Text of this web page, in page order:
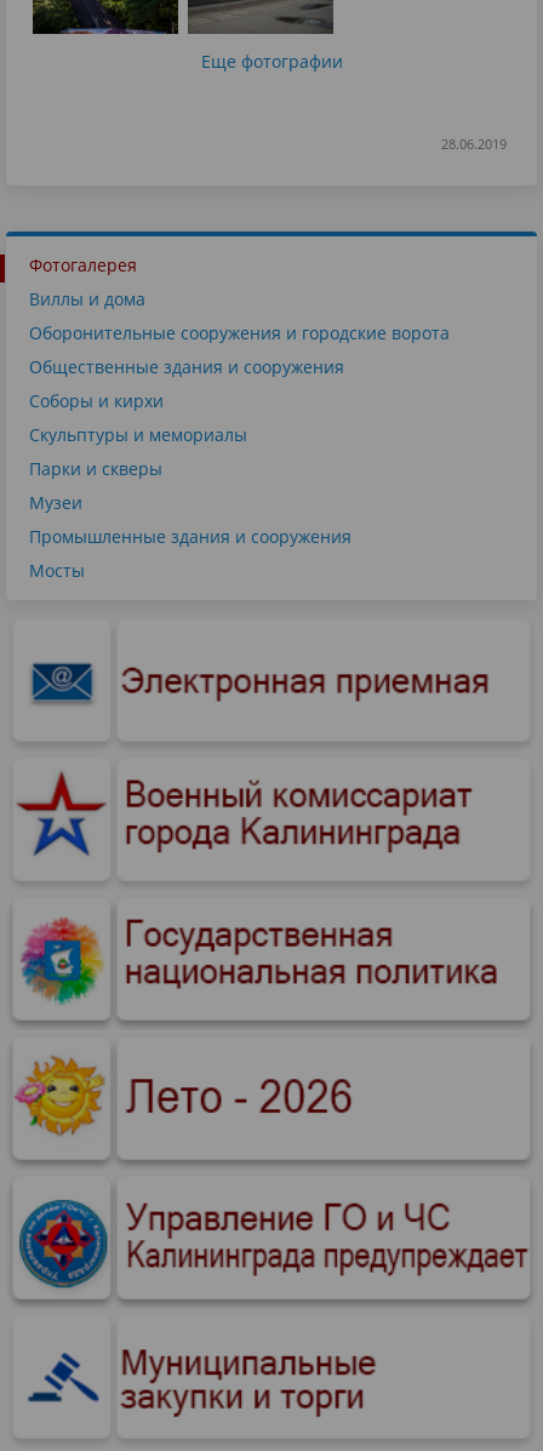
Еще фотографии
28.06.2019
Фотогалерея
Виллы и дома
Оборонительные сооружения и городские ворота
Общественные здания и сооружения
Соборы и кирхи
Скульптуры и мемориалы
Парки и скверы
Музеи
Промышленные здания и сооружения
Мосты